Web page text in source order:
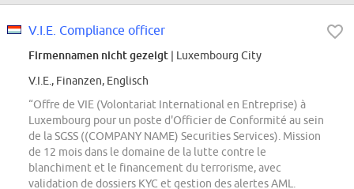
V.I.E. Compliance officer
Firmennamen nicht gezeigt | Luxembourg City
V.I.E., Finanzen, Englisch
“Offre de VIE (Volontariat International en Entreprise) à
Luxembourg pour un poste d'Officier de Conformité au sein
de la SGSS ((COMPANY NAME) Securities Services). Mission
de 12 mois dans le domaine de la lutte contre le
blanchiment et le financement du terrorisme, avec
validation de dossiers KYC et gestion des alertes AML.